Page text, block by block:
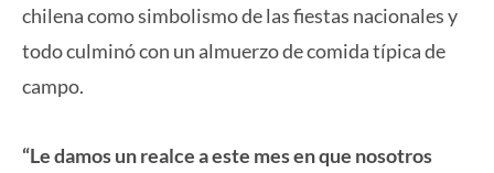
chilena como simbolismo de las fiestas nacionales y
todo culminó con un almuerzo de comida típica de
campo.
“Le damos un realce a este mes en que nosotros